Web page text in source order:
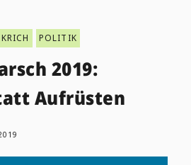
POLITIK
2019:
Aufrüsten